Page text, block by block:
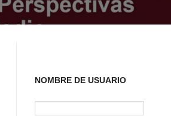
NOMBRE DE USUARIO